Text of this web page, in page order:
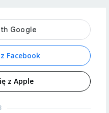
Facebook
z Apple